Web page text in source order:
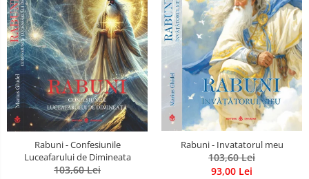
Rabuni - Confesiunile
Luceafarului de Dimineata
103,60 Lei
Rabuni - Invatatorul meu
103,60 Lei
93,00 Lei